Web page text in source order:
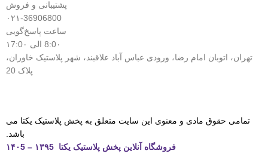
پشتیبانی و فروش
۰۲۱-36906800
ساعت پاسخ‌گویی
8:0۰ الی ۱7:0۰
تهران، اتوبان امام رضا، ورودی عباس آباد علاقبند، شهر پلاستیک خاوران،
پلاک 20
تمامی حقوق مادی و معنوی این سایت متعلق به پخش پلاستیک یکتا می
باشد.
فروشگاه آنلاین پخش پلاستیک یکتا ۱۳۹5 – ۱۴۰5